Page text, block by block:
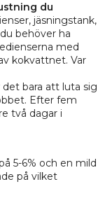
du
jäsningstank,
behöver ha
med
kokvattnet. Var
bara att luta sig
Efter fem
två dagar i
5-6% och en mild
på vilket